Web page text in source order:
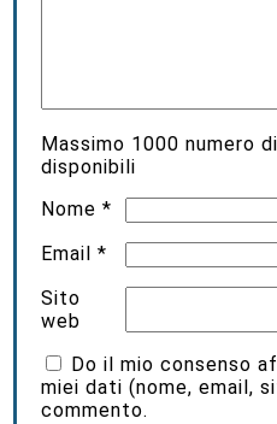
Massimo 1000 numero
disponibili
Nome*
Email*
Sito
web
Do il mio consenso
miei dati (nome, email,
commento.